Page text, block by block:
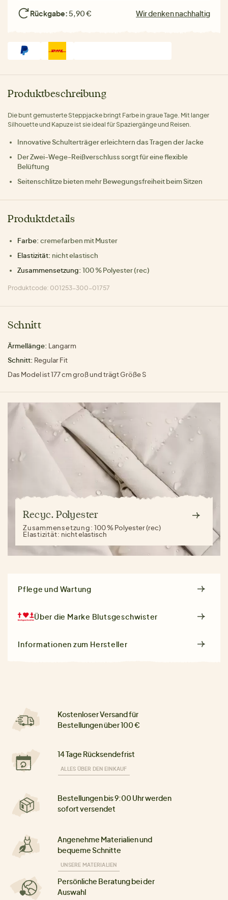
Rückgabe: 5,90 € Wir denken nachhaltig
Produktbeschreibung
Die bunt gemusterte Steppjacke bringt Farbe in graue Tage. Mit langer
Silhouette und Kapuze ist sie ideal für Spaziergänge und Reisen.
Innovative Schulterträger erleichtern das Tragen der Jacke
Der Zwei-Wege-Reißverschluss sorgt für eine flexible
Belüftung
Seitenschlitze bieten mehr Bewegungsfreiheit beim Sitzen
Produktdetails
Farbe: cremefarben mit Muster
Elastizität: nicht elastisch
Zusammensetzung: 100 % Polyester (rec)
Produktcode: 001253-300-01757
Schnitt
Ärmellänge: Langarm
Schnitt: Regular Fit
Das Model ist 177 cm groß und trägt Größe S
Recyc. Polyester
Zusammensetzung:100 % Polyester (rec)
Elastizität: nicht elastisch
Pflege und Wartung
Über die Marke Blutsgeschwister
Informationen zum Hersteller
Kostenloser Versand für
Bestellungen über 100 €
14 Tage Rücksendefrist
ALLES ÜBER DEN EINKAUF
Bestellungen bis 9:00 Uhr werden
sofort versendet
Angenehme Materialien und
bequeme Schnitte
UNSERE MATERIALIEN
Persönliche Beratung bei der
Auswahl